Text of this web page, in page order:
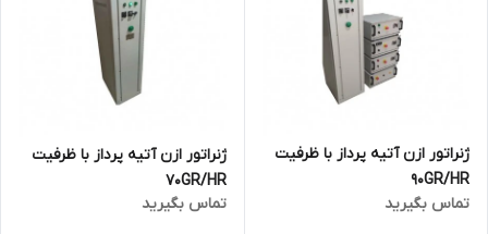
ژنراتور ازن آتیه پرداز با ظرفیت
90GR/HR
تماس بگیرید
ژنراتور ازن آتیه پرداز با ظرفیت
70GR/HR
تماس بگیرید